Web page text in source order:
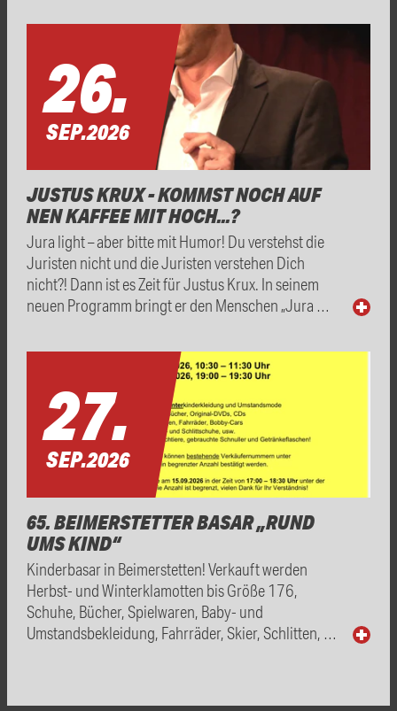
26.
SEP.2026
JUSTUS KRUX - KOMMST NOCH AUF
NEN KAFFEE MIT HOCH...?
Jura light – aber bitte mit Humor! Du verstehst die
Juristen nicht und die Juristen verstehen Dich
nicht?! Dann ist es Zeit für Justus Krux. In seinem
neuen Programm bringt er den Menschen „Jura …
27.
SEP.2026
65. BEIMERSTETTER BASAR „RUND
UMS KIND“
Kinderbasar in Beimerstetten! Verkauft werden
Herbst- und Winterklamotten bis Größe 176,
Schuhe, Bücher, Spielwaren, Baby- und
Umstandsbekleidung, Fahrräder, Skier, Schlitten, …